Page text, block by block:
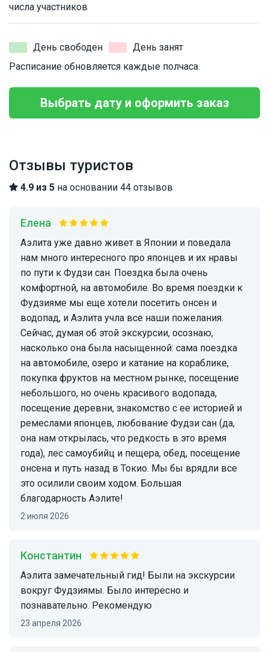
числа участников
День свободен
День занят
Расписание обновляется каждые полчаса.
Выбрать дату и оформить заказ
Отзывы туристов
4.9 из 5 на основании 44 отзывов
Елена
Аэлита уже давно живет в Японии и поведала
нам много интересного про японцев и их нравы
по пути к Фудзи сан. Поездка была очень
комфортной, на автомобиле. Во время поездки к
Фудзияме мы еще хотели посетить онсен и
водопад, и Аэлита учла все наши пожелания.
Сейчас, думая об этой экскурсии, осознаю,
насколько она была насыщенной: сама поездка
на автомобиле, озеро и катание на кораблике,
покупка фруктов на местном рынке, посещение
небольшого, но очень красивого водопада,
посещение деревни, знакомство с ее историей и
ремеслами японцев, любование Фудзи сан (да,
она нам открылась, что редкость в это время
года), лес самоубийц и пещера, обед, посещение
онсена и путь назад в Токио. Мы бы врядли все
это осилили своим ходом. Большая
благодарность Аэлите!
2 июля 2026
Константин
Аэлита замечательный гид! Были на экскурсии
вокруг Фудзиямы. Было интересно и
познавательно. Рекомендую
23 апреля 2026